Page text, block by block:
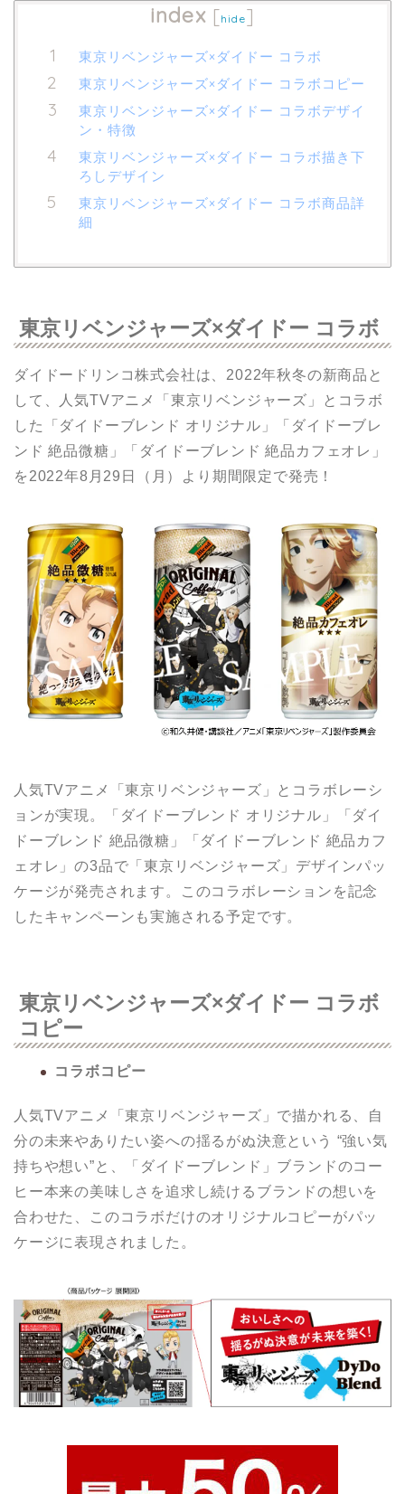
index [hide]
東京リベンジャーズ×ダイドー コラボ
東京リベンジャーズ×ダイドー コラボコピー
東京リベンジャーズ×ダイドー コラボデザイ
ン・特徴
東京リベンジャーズ×ダイドー コラボ描き下
ろしデザイン
東京リベンジャーズ×ダイドー コラボ商品詳
細
東京リベンジャーズ×ダイドー コラボ
ダイドードリンコ株式会社は、2022年秋冬の新商品と
して、人気TVアニメ「東京リベンジャーズ」とコラボ
した「ダイドーブレンド オリジナル」「ダイドーブレ
ンド 絶品微糖」「ダイドーブレンド 絶品カフェオレ」
を2022年8月29日（月）より期間限定で発売！
人気TVアニメ「東京リベンジャーズ」とコラボレーシ
ョンが実現。「ダイドーブレンド オリジナル」「ダイ
ドーブレンド 絶品微糖」「ダイドーブレンド 絶品カフ
ェオレ」の3品で「東京リベンジャーズ」デザインパッ
ケージが発売されます。このコラボレーションを記念
したキャンペーンも実施される予定です。
東京リベンジャーズ×ダイドー コラボ
コピー
コラボコピー
人気TVアニメ「東京リベンジャーズ」で描かれる、自
分の未来やありたい姿への揺るがぬ決意という “強い気
持ちや想い”と、「ダイドーブレンド」ブランドのコー
ヒー本来の美味しさを追求し続けるブランドの想いを
合わせた、このコラボだけのオリジナルコピーがパッ
ケージに表現されました。